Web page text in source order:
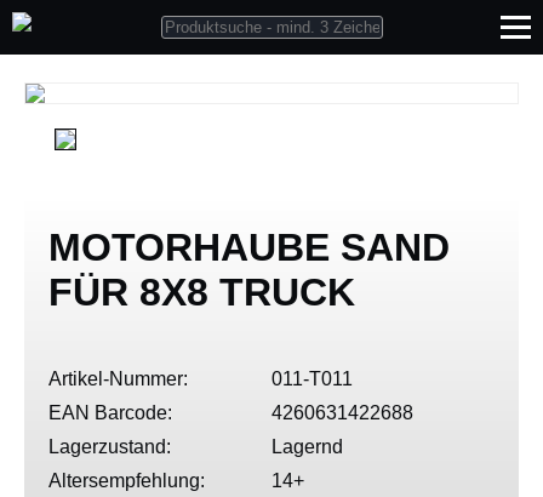
MOTORHAUBE SAND
FÜR 8X8 TRUCK
Artikel-Nummer:
011-T011
EAN Barcode:
4260631422688
Lagerzustand:
Lagernd
Altersempfehlung:
14+